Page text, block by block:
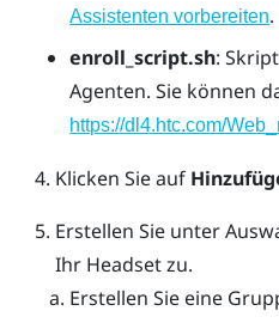
Assistenten vorbereiten.
enroll_script.sh:
Agenten. Sie können
https://dl4.htc.com/
Klicken Sie auf
Erstellen Sie unter
Ihr Headset zu.
Erstellen Sie eine